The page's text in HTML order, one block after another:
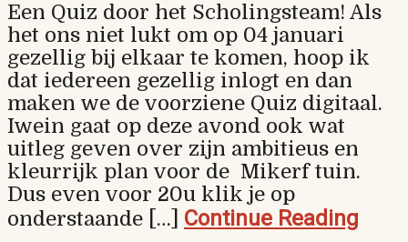
Een Quiz door het Scholingsteam! Als
het ons niet lukt om op 04 januari
gezellig bij elkaar te komen, hoop ik
dat iedereen gezellig inlogt en dan
maken we de voorziene Quiz digitaal.
Iwein gaat op deze avond ook wat
uitleg geven over zijn ambitieus en
kleurrijk plan voor de Mikerf tuin.
Dus even voor 20u klik je op
onderstaande […] Continue Reading